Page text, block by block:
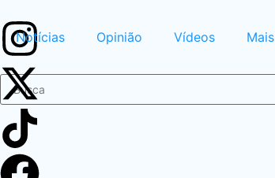
Notícias Opinião Vídeos Mais